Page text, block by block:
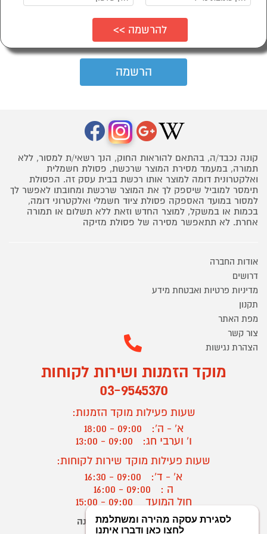
קונה נכבד/ה, בהתאם להוראות החוק, הנך רשאי/ת למסור, ללא
תמורה, במעמד מסירת המוצר שרכשת, פסולת חשמלית
ואלקטרונית דומה למוצר אותו רכשת בבית עסק זה. הפסולת
תימסר למוביל שיספק לך את המוצר שרכשת ומחובתו לאפשר לך
למסור במועד האספקה פסולת ציוד חשמלי ואלקטרוני דומה,
בכמות או במשקל, למוצר החדש וזאת ללא תשלום או תמורה
אחרת. לא תתאפשר מסירה של פסולת מזיקה
אודות החברה
דרושים
מדיניות פרטיות ואבטחת מידע
תקנון
מפת האתר
צור קשר
הצהרת נגישות
מוקד הזמנות ושירות לקוחות
03-9545370
שעות פעילות מוקד הזמנות:
א' - ה':
09:00 - 18:00
ו' וערבי חג:
09:00 - 13:00
שעות פעילות מוקד שירות לקוחות:
א' - ד':
09:00 - 16:30
ה :
09:00 - 16:00
חול המועד
? יצירת קשר/ביטול הזמנה